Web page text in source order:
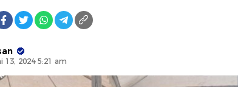
13, 2024 5:21 am